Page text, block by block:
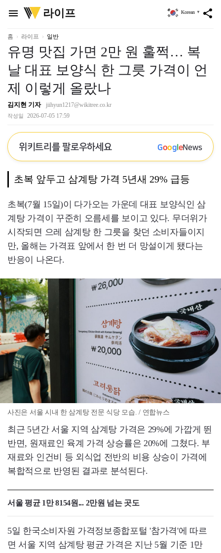
menu
위
키
리
라이프 share
Korean ▼
홈 라이프 일반
유명 맛집 가면 2만 원 훌쩍… 복
날 대표 보양식 한 그릇 가격이 언
제 이렇게 올랐나
김지현 기자 jiihyun1217@wikitree.co.kr
작성일 2026-07-05 17:59
위키트리를 팔로우하세요 GoogleNews
초복 앞두고 삼계탕 가격 5년새 29% 급등
초복(7월 15일)이 다가오는 가운데 대표 보양식인 삼
계탕 가격이 꾸준히 오름세를 보이고 있다. 무더위가
시작되면 으레 삼계탕 한 그릇을 찾던 소비자들이지
만, 올해는 가격표 앞에서 한 번 더 망설이게 됐다는
반응이 나온다.
사진은 서울 시내 한 삼계탕 전문 식당 모습. / 연합뉴스
최근 5년간 서울 지역 삼계탕 가격은 29%에 가깝게 뛴
반면, 원재료인 육계 가격 상승률은 20%에 그쳤다. 부
재료와 인건비 등 외식업 전반의 비용 상승이 가격에
복합적으로 반영된 결과로 분석된다.
서울 평균 1만 8154원... 2만원 넘는 곳도
5일 한국소비자원 가격정보종합포털 '참가격'에 따르
면 서울 지역 삼계탕 평균 가격은 지난 5월 기준 1만